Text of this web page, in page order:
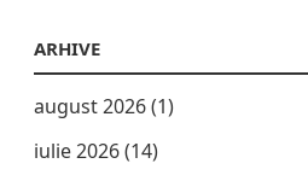
ARHIVE
august 2026(1)
iulie 2026(14)